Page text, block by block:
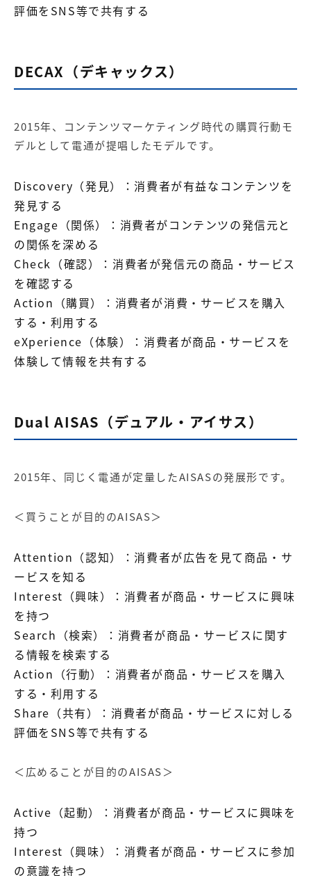
評価をSNS等で共有する
DECAX（デキャックス）
2015年、コンテンツマーケティング時代の購買行動モ
デルとして電通が提唱したモデルです。
Discovery（発見）：消費者が有益なコンテンツを
発見する
Engage（関係）：消費者がコンテンツの発信元と
の関係を深める
Check（確認）：消費者が発信元の商品・サービス
を確認する
Action（購買）：消費者が消費・サービスを購入
する・利用する
eXperience（体験）：消費者が商品・サービスを
体験して情報を共有する
Dual AISAS（デュアル・アイサス）
2015年、同じく電通が定量したAISASの発展形です。
＜買うことが目的のAISAS＞
Attention（認知）：消費者が広告を見て商品・サ
ービスを知る
Interest（興味）：消費者が商品・サービスに興味
を持つ
Search（検索）：消費者が商品・サービスに関す
る情報を検索する
Action（行動）：消費者が商品・サービスを購入
する・利用する
Share（共有）：消費者が商品・サービスに対しる
評価をSNS等で共有する
＜広めることが目的のAISAS＞
Active（起動）：消費者が商品・サービスに興味を
持つ
Interest（興味）：消費者が商品・サービスに参加
の意識を持つ